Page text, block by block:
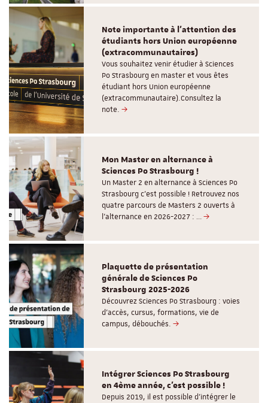
Note importante à l'attention des
étudiants hors Union européenne
(extracommunautaires)
Vous souhaitez venir étudier à Sciences
Po Strasbourg en master et vous êtes
étudiant hors Union européenne
(extracommunautaire).Consultez la
note.
Mon Master en alternance à
Sciences Po Strasbourg !
Un Master 2 en alternance à Sciences Po
Strasbourg c'est possible ! Retrouvez nos
quatre parcours de Masters 2 ouverts à
l'alternance en 2026-2027 : …
Plaquette de présentation
générale de Sciences Po
Strasbourg 2025-2026
Découvrez Sciences Po Strasbourg : voies
d'accès, cursus, formations, vie de
campus, débouchés.
Intégrer Sciences Po Strasbourg
en 4ème année, c'est possible !
Depuis 2019, il est possible d’intégrer le